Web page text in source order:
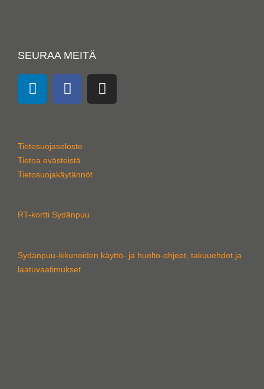
SEURAA MEITÄ
L
i
d
i
F
a
b
o
o
k
I
n
Tietosuojaseloste
Tietoa evästeistä
Tietosuojakäytännöt
RT-kortti Sydänpuu
Sydänpuu-ikkunoiden käyttö- ja huolto-ohjeet, takuuehdot ja
laatuvaatimukset